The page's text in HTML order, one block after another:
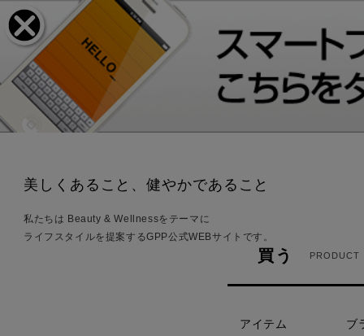
美しくあること、健やかであること
私たちは Beauty & Wellnessをテーマに
ライフスタイルを提案するGPP公式WEBサイトです。
買う PRODUCT
アイテム ブ